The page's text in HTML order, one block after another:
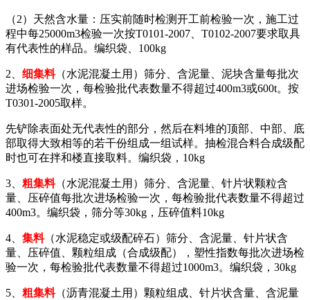
（2）天然含水量：压实前随时检测开工前检验一次，施工过
程中每25000m3检验一次按T0101-2007、T0102-2007要求取具
有代表性的样品。编织袋、100kg
2、 细集料（水泥混凝土用）筛分、含泥量、泥块含量每批次
进场检验一次，每检验批代表数量不得超过400m3或600t。按
T0301-2005取样。
先铲除表面处无代表性的部分，然后在料堆的顶部、中部、底
部取得大致相等的若干份组成一组试样。抽检混合料合成级配
时也可在拌和楼直接取料。编织袋，10kg
3、 粗集料（水泥混凝土用）筛分、含泥量、针片状颗粒含
量、压碎值每批次进场检验一次，每检验批代表数量不得超过
400m3。编织袋，筛分等30kg，压碎值料10kg
4、 集料（水泥稳定或级配碎石）筛分、含泥量、针片状含
量、压碎值、颗粒组成（合成级配），塑性指数每批次进场检
验一次，每检验批代表数量不得超过1000m3。编织袋，30kg
5、 粗集料（沥青混凝土用）颗粒组成、针片状含量、含泥量